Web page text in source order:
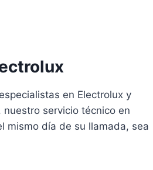
en Electrolux y
servicio técnico en
mismo día de su llamada, sea